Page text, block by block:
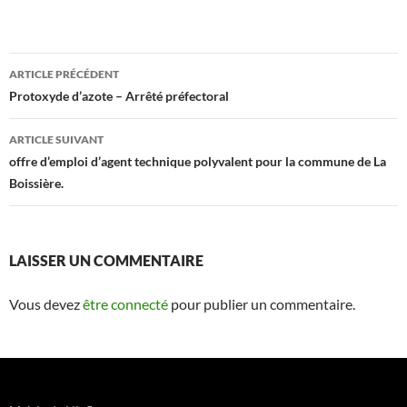
Navigation
des
articles
ARTICLE PRÉCÉDENT
Protoxyde d’azote – Arrêté préfectoral
ARTICLE SUIVANT
offre d’emploi d’agent technique polyvalent pour la commune de La
Boissière.
LAISSER UN COMMENTAIRE
Vous devezêtre connecté pour publier un commentaire.